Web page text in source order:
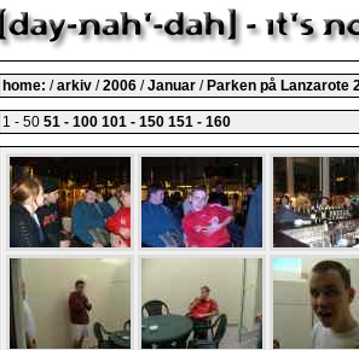
home: /arkiv /2006 /Januar / Parken på Lanzarote
1 - 50 51 - 100 101 - 150 151 - 160